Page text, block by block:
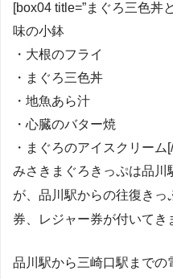
[box04 title=”まぐろ三色丼
味の小鉢
・大根のフライ
・まぐろ三色丼
・地魚あら汁
・心臓のバター焼
・まぐろのアイスクリーム
みさきまぐろきっぷは品川
が、品川駅からの往復き
券、レジャー券が付いてき
品川駅から三崎口駅までの